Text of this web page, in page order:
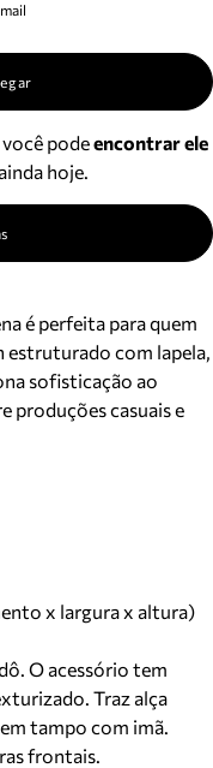
podeencontrar ele
hoje.
é perfeita para quem
estruturado com lapela,
sofisticação ao
produções casuais e
x largura x altura)
O acessório tem
Traz alça
tampo com imã.
frontais.